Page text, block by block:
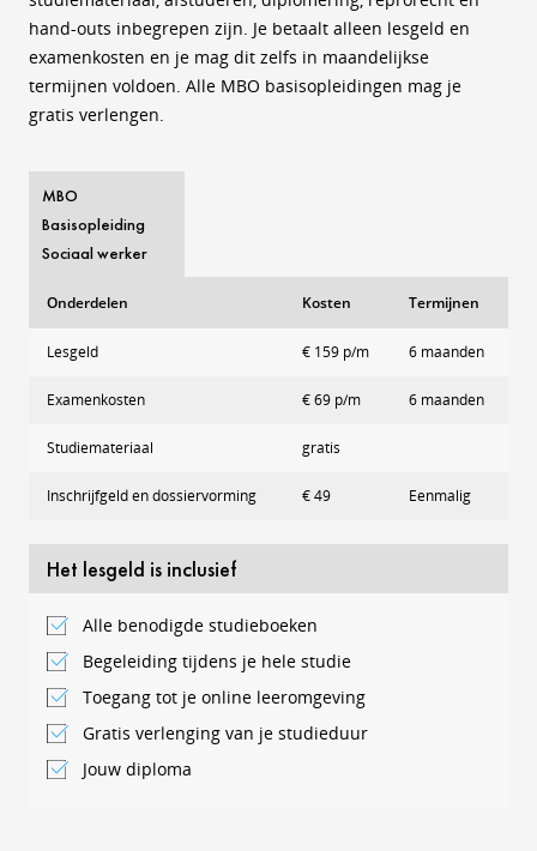
hand-outs inbegrepen zijn. Je betaalt alleen lesgeld en
examenkosten en je mag dit zelfs in maandelijkse
termijnen voldoen. Alle MBO basisopleidingen mag je
gratis verlengen.
MBO
Basisopleiding
Sociaal werker
Onderdelen Kosten Termijnen
Lesgeld € 159 p/m 6 maanden
Examenkosten € 69 p/m 6 maanden
Studiemateriaal gratis
Inschrijfgeld en dossiervorming € 49 Eenmalig
Het lesgeld is inclusief
Alle benodigde studieboeken
Begeleiding tijdens je hele studie
Toegang tot je online leeromgeving
Gratis verlenging van je studieduur
Jouw diploma